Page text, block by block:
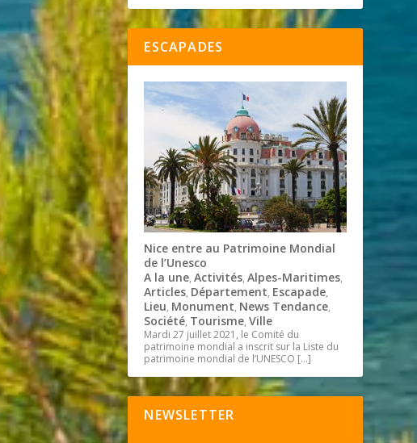
ESCAPADES
Nice entre au Patrimoine Mondial
de l’Unesco
A la une,Activités,Alpes-Maritimes,
Articles, Département, Escapade,
Lieu, Monument, News Tendance,
Société, Tourisme,Ville
Mardi 27 juillet 2021, le Comité du
patrimoine mondial a inscrit sur la Liste du
patrimoine mondial de l’UNESCO […]
NEWSLETTER